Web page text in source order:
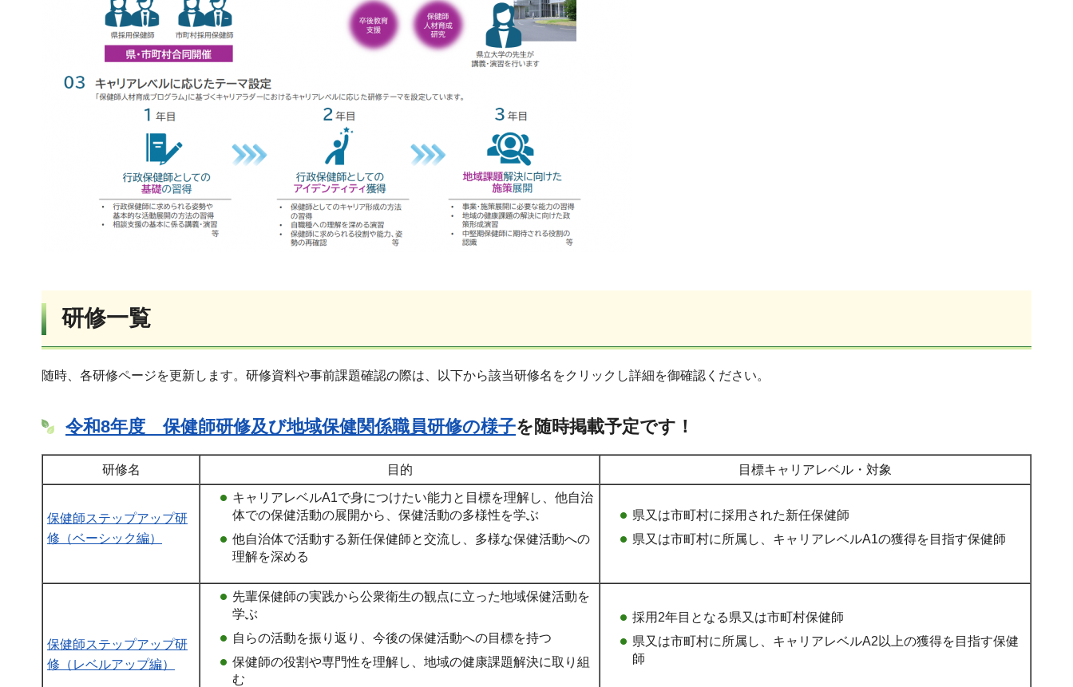
研修一覧
随時、各研修ページを更新します。研修資料や事前課題確認の際は、以下から該当研修名をクリックし詳細を御確認ください。
令和8年度 保健師研修及び地域保健関係職員研修の様子を随時掲載予定です！
研修名 目的 目標キャリアレベル・対象
保健師ステップアップ研
修（ベーシック編）
キャリアレベルA1で身につけたい能力と目標を理解し、他自治
体での保健活動の展開から、保健活動の多様性を学ぶ
他自治体で活動する新任保健師と交流し、多様な保健活動への
理解を深める
県又は市町村に採用された新任保健師
県又は市町村に所属し、キャリアレベルA1の獲得を目指す保健師
保健師ステップアップ研
修（レベルアップ編）
先輩保健師の実践から公衆衛生の観点に立った地域保健活動を
学ぶ
自らの活動を振り返り、今後の保健活動への目標を持つ
保健師の役割や専門性を理解し、地域の健康課題解決に取り組
む
採用2年目となる県又は市町村保健師
県又は市町村に所属し、キャリアレベルA2以上の獲得を目指す保健
師